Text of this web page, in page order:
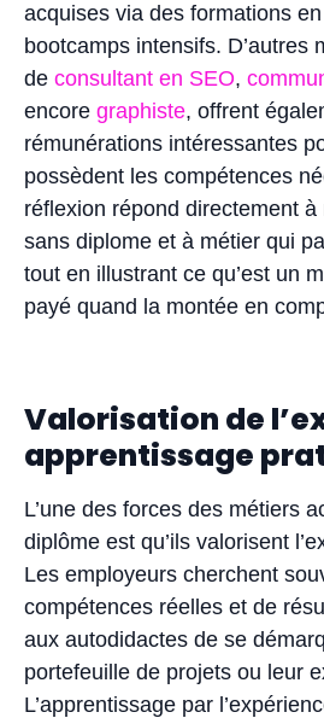
acquises via des formations
bootcamps intensifs. D’autres
de consultant en SEO,
encore graphiste, offrent
rémunérations intéressantes
possèdent les compétences
réflexion répond directement
sans diplome et à métier qui
tout en illustrant ce qu’est un
payé quand la montée en
Valorisation de
apprentissage
L’une des forces des métiers
diplôme est qu’ils valorisent
Les employeurs cherchent
compétences réelles et de
aux autodidactes de se
portefeuille de projets ou leur
L’apprentissage par